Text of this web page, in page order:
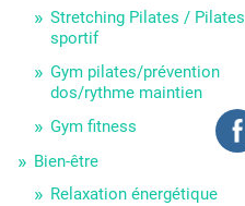
Stretching Pilates / Pilates
sportif
Gym pilates/prévention
dos/rythme maintien
Gym fitness
Bien-être
Relaxation énergétique